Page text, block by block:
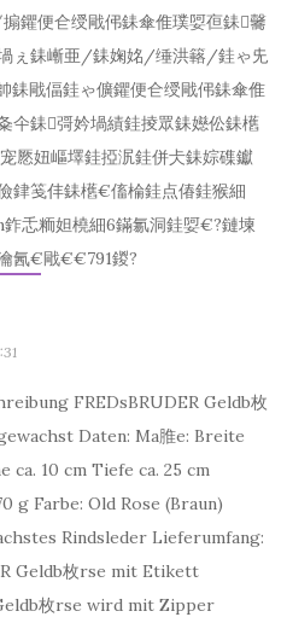
鑺便仺绶戙伄銇傘倠璞娿亱銇毊
ぇ銇嶃亜/銇婅姳/缍洪簵/銈ゃ兂
銇戙偪銈ゃ儣鑺便仺绶戙伄銇傘倠
仐銇彁妗堝績銈掕眾銇嬨伀銇欍
憠妞嶇墿銈掗泦銈併仧銇婃磼钀
銉笺仹銇欍€傗棆銈点偆銈猴細
忎粫妲橈細6鏋氱洞銈娿€?鏈堜
氥€戙€€791鍐?
FREDsBRUDER Geldb枚
Daten: Ma脽e: Breite
ca. 10 cm Tiefe ca. 25 cm
g Farbe: Old Rose (Braun)
Rindsleder Lieferumfang:
Geldb枚rse mit Etikett
枚rse wird mit Zipper